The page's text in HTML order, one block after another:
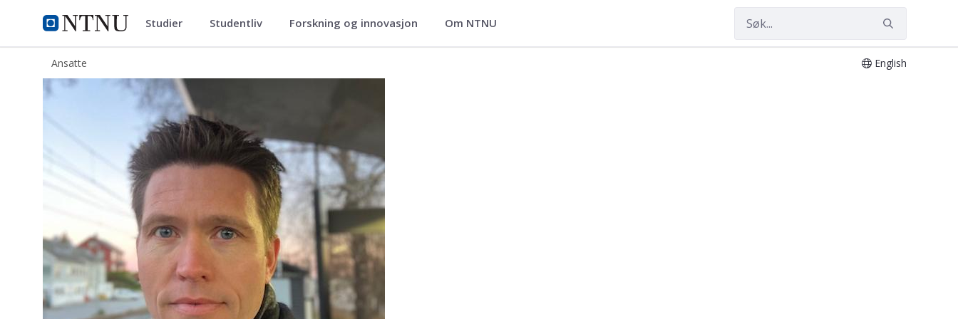
NTNU Hjemmeside
ntnu.no Studier Studentliv Forskning og innovasjon Om NTNU
Ansatte English
Helge Haugland